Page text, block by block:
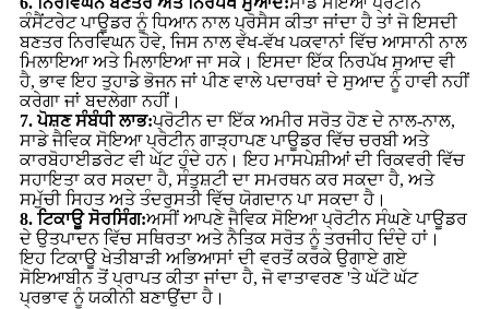
ਕੰਸੈਂਟਰੇਟ ਪਾਊਡਰ ਨੂੰ ਧਿਆਨ ਨਾਲ ਪ੍ਰੋਸੈਸ ਕੀਤਾ ਜਾਂਦਾ ਹੈ ਤਾਂ ਜੋ ਇਸਦੀ
ਬਣਤਰ ਨਿਰਵਿਘਨ ਹੋਵੇ, ਜਿਸ ਨਾਲ ਵੱਖ-ਵੱਖ ਪਕਵਾਨਾਂ ਵਿੱਚ ਆਸਾਨੀ ਨਾਲ
ਮਿਲਾਇਆ ਅਤੇ ਮਿਲਾਇਆ ਜਾ ਸਕੇ। ਇਸਦਾ ਇੱਕ ਨਿਰਪੱਖ ਸੁਆਦ ਵੀ
ਹੈ, ਭਾਵ ਇਹ ਤੁਹਾਡੇ ਭੋਜਨ ਜਾਂ ਪੀਣ ਵਾਲੇ ਪਦਾਰਥਾਂ ਦੇ ਸੁਆਦ ਨੂੰ ਹਾਵੀ ਨਹੀਂ
ਕਰੇਗਾ ਜਾਂ ਬਦਲੇਗਾ ਨਹੀਂ।
7. ਪੋਸ਼ਣ ਸੰਬੰਧੀ ਲਾਭ:ਪ੍ਰੋਟੀਨ ਦਾ ਇੱਕ ਅਮੀਰ ਸਰੋਤ ਹੋਣ ਦੇ ਨਾਲ-ਨਾਲ,
ਸਾਡੇ ਜੈਵਿਕ ਸੋਇਆ ਪ੍ਰੋਟੀਨ ਗਾੜ੍ਹਾਪਣ ਪਾਊਡਰ ਵਿੱਚ ਚਰਬੀ ਅਤੇ
ਕਾਰਬੋਹਾਈਡਰੇਟ ਵੀ ਘੱਟ ਹੁੰਦੇ ਹਨ। ਇਹ ਮਾਸਪੇਸ਼ੀਆਂ ਦੀ ਰਿਕਵਰੀ ਵਿੱਚ
ਸਹਾਇਤਾ ਕਰ ਸਕਦਾ ਹੈ, ਸੰਤੁਸ਼ਟੀ ਦਾ ਸਮਰਥਨ ਕਰ ਸਕਦਾ ਹੈ, ਅਤੇ
ਸਮੁੱਚੀ ਸਿਹਤ ਅਤੇ ਤੰਦਰੁਸਤੀ ਵਿੱਚ ਯੋਗਦਾਨ ਪਾ ਸਕਦਾ ਹੈ।
8. ਟਿਕਾਊ ਸੋਰਸਿੰਗ:ਅਸੀਂ ਆਪਣੇ ਜੈਵਿਕ ਸੋਇਆ ਪ੍ਰੋਟੀਨ ਸੰਘਣੇ ਪਾਊਡਰ
ਦੇ ਉਤਪਾਦਨ ਵਿੱਚ ਸਥਿਰਤਾ ਅਤੇ ਨੈਤਿਕ ਸਰੋਤ ਨੂੰ ਤਰਜੀਹ ਦਿੰਦੇ ਹਾਂ।
ਇਹ ਟਿਕਾਊ ਖੇਤੀਬਾੜੀ ਅਭਿਆਸਾਂ ਦੀ ਵਰਤੋਂ ਕਰਕੇ ਉਗਾਏ ਗਏ
ਸੋਇਆਬੀਨ ਤੋਂ ਪ੍ਰਾਪਤ ਕੀਤਾ ਜਾਂਦਾ ਹੈ, ਜੋ ਵਾਤਾਵਰਣ 'ਤੇ ਘੱਟੋ ਘੱਟ
ਪ੍ਰਭਾਵ ਨੂੰ ਯਕੀਨੀ ਬਣਾਉਂਦਾ ਹੈ।